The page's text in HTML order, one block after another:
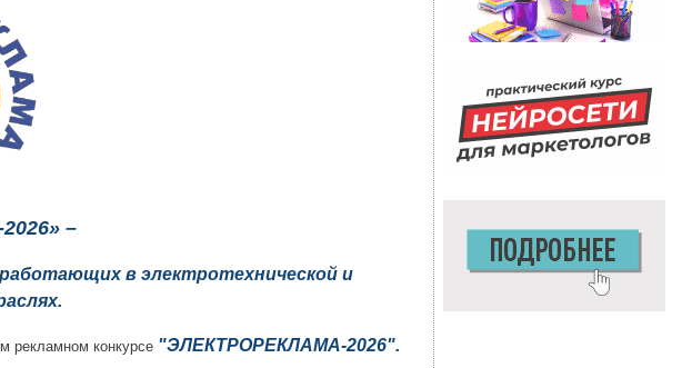
–
в электротехнической и
рекламном конкурсе "ЭЛЕКТРОРЕКЛАМА-2026".